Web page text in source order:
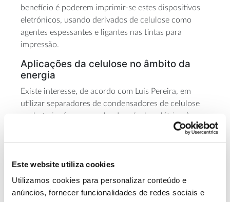
Este website utiliza cookies
Utilizamos cookies para personalizar conteúdo e
anúncios, fornecer funcionalidades de redes sociais e
benefício é poderem imprimir-se estes dispositivos
eletrónicos, usando derivados de celulose como
agentes espessantes e ligantes nas tintas para
impressão.
Aplicações da celulose no âmbito da
energia
Existe interesse, de acordo com Luis Pereira, em
utilizar separadores de condensadores de celulose
em baterias (por exemplo, de veículos elétricos), em
substituição de matérias-primas críticas. Esses
entrem em curto-circuito são, atualmente, feitos com
material de origem fóssil. Como sublinha Luis
Pereira, “a incorporação de materiais de origem